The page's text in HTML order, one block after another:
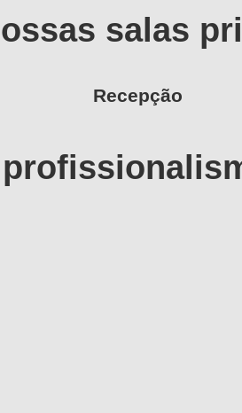
salas
Recepção